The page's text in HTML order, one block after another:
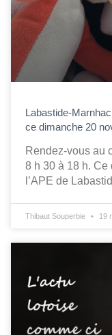
Labastide-
ce dimanche 20
Rendez-vous au
8 h 30 à 18 h. Ce
l’APE de
Thibaut Souperbie 19